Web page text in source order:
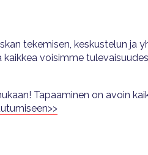
tekemisen, keskustelun ja
voisimme
Tapaaminen on avoin